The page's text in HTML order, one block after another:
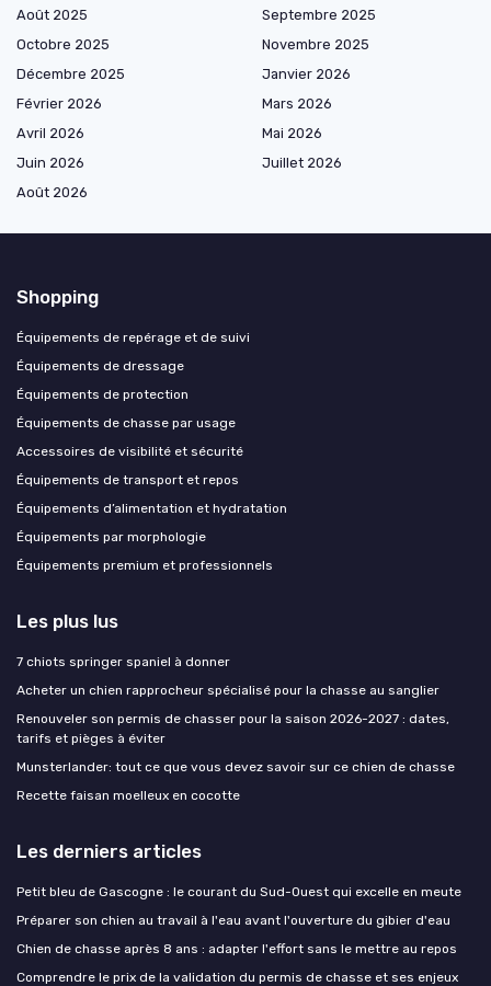
Août 2025
Septembre 2025
Octobre 2025
Novembre 2025
Décembre 2025
Janvier 2026
Février 2026
Mars 2026
Avril 2026
Mai 2026
Juin 2026
Juillet 2026
Août 2026
Shopping
Équipements de repérage et de suivi
Équipements de dressage
Équipements de protection
Équipements de chasse par usage
Accessoires de visibilité et sécurité
Équipements de transport et repos
Équipements d’alimentation et hydratation
Équipements par morphologie
Équipements premium et professionnels
Les plus lus
7 chiots springer spaniel à donner
Acheter un chien rapprocheur spécialisé pour la chasse au sanglier
Renouveler son permis de chasser pour la saison 2026-2027 : dates,
tarifs et pièges à éviter
Munsterlander: tout ce que vous devez savoir sur ce chien de chasse
Recette faisan moelleux en cocotte
Les derniers articles
Petit bleu de Gascogne : le courant du Sud-Ouest qui excelle en meute
Préparer son chien au travail à l'eau avant l'ouverture du gibier d'eau
Chien de chasse après 8 ans : adapter l'effort sans le mettre au repos
Comprendre le prix de la validation du permis de chasse et ses enjeux